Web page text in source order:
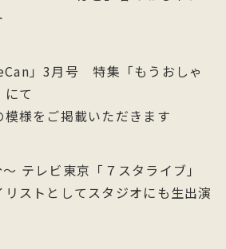
」3月号 特集「もうおしゃ
て
様をご掲載いただきます
テレビ東京「７スタライブ」
ストとしてスタジオにも生出演